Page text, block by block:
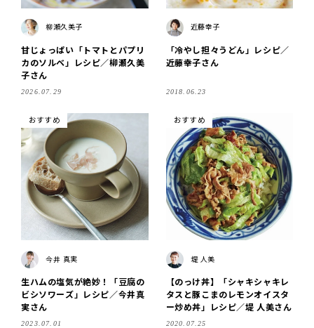
柳瀬久美子
甘じょっぱい「トマトとパプリ
カのソルベ」レシピ／柳瀬久美
子さん
2026.07.29
近藤幸子
「冷やし担々うどん」レシピ／
近藤幸子さん
2018.06.23
おすすめ
今井 真実
生ハムの塩気が絶妙！「豆腐の
ビシソワーズ」レシピ／今井真
実さん
2023.07.01
おすすめ
堤 人美
【のっけ丼】「シャキシャキレ
タスと豚こまのレモンオイスタ
ー炒め丼」レシピ／堤 人美さん
2020.07.25